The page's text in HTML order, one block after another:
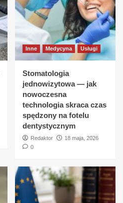
Inne Medycyna Usługi
Stomatologia
jednowizytowa — jak
nowoczesna
technologia skraca czas
spędzony na fotelu
dentystycznym
Redaktor
18 maja, 2026
0